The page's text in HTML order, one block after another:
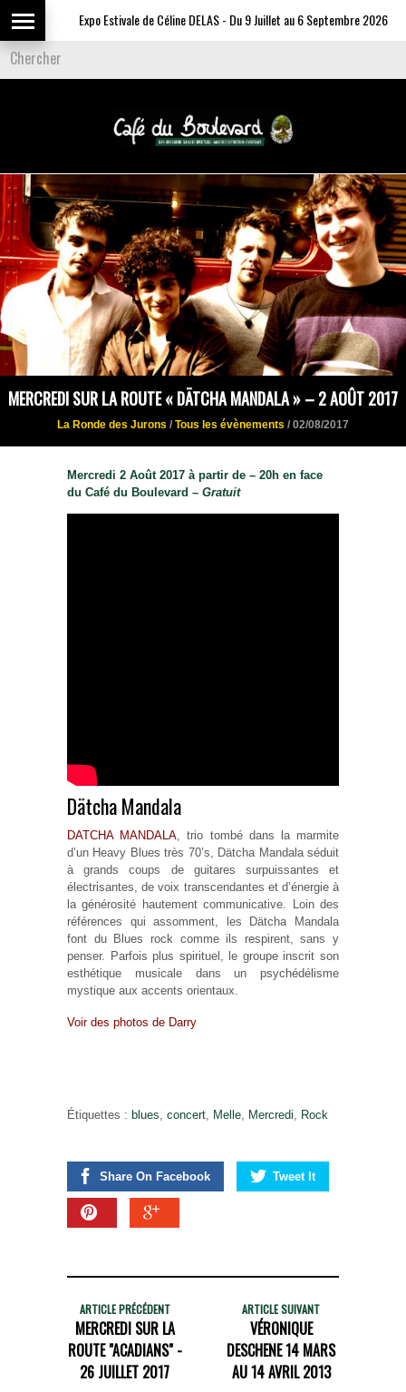
Expo Estivale de Céline DELAS - Du 9 Juillet au 6 Septembre 2026
MERCREDI SUR LA ROUTE « DÄTCHA MANDALA » – 2 AOÛT 2017
La Ronde des Jurons / Tous les évènements / 02/08/2017
Mercredi 2 Août 2017 à partir de – 20h en face
du Café du Boulevard – Gratuit
Dätcha Mandala
DATCHA MANDALA , trio tombé dans la marmite
d’un Heavy Blues très 70’s, Dätcha Mandala séduit
à grands coups de guitares surpuissantes et
électrisantes, de voix transcendantes et d’énergie à
la générosité hautement communicative. Loin des
références qui assomment, les Dätcha Mandala
font du Blues rock comme ils respirent, sans y
penser. Parfois plus spirituel, le groupe inscrit son
esthétique musicale dans un psychédélisme
mystique aux accents orientaux.
Voir des photos de Darry
Étiquettes : blues, concert, Melle, Mercredi, Rock
Share On Facebook Tweet It
ARTICLE PRÉCÉDENT
MERCREDI SUR LA
ROUTE "ACADIANS" -
26 JUILLET 2017
ARTICLE SUIVANT
VÉRONIQUE
DESCHENE 14 MARS
AU 14 AVRIL 2013